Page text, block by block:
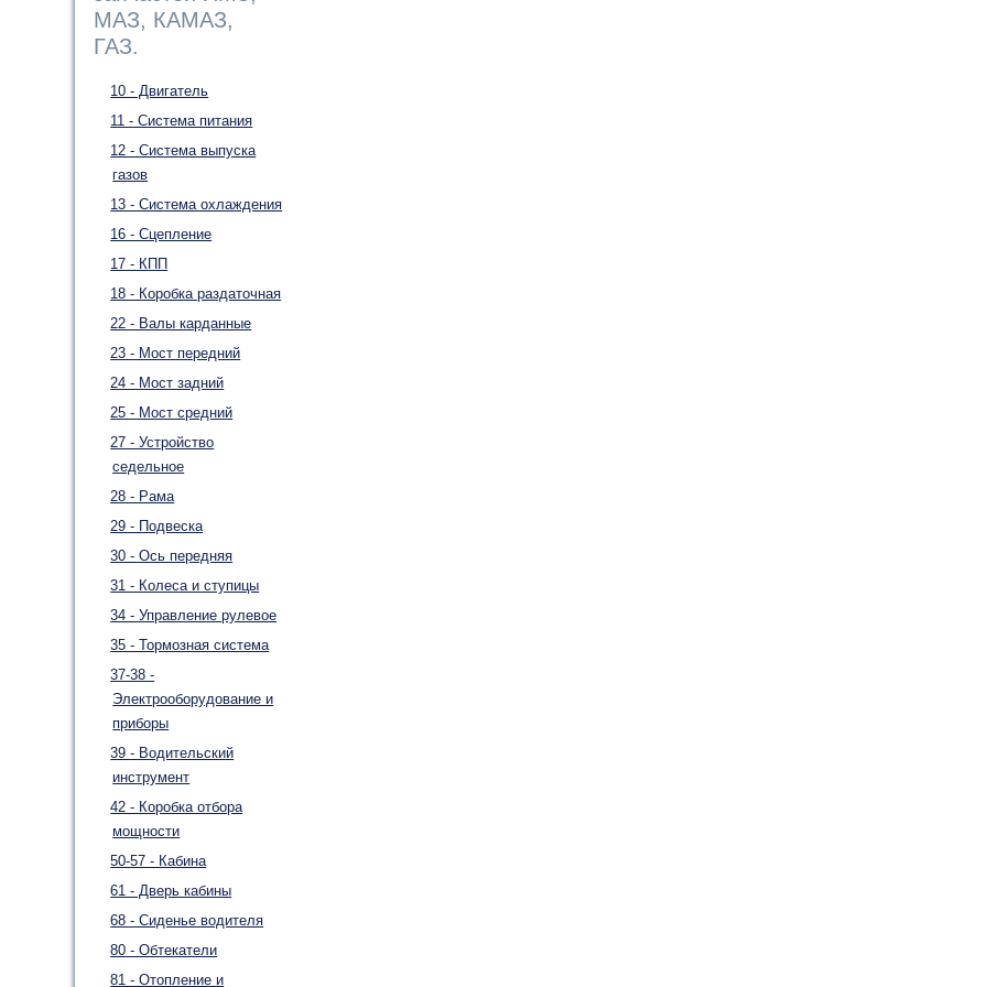
МАЗ, КАМАЗ,
ГАЗ.
10 - Двигатель
11 - Система питания
12 - Система выпуска
газов
13 - Система охлаждения
16 - Сцепление
17 - КПП
18 - Коробка раздаточная
22 - Валы карданные
23 - Мост передний
24 - Мост задний
25 - Мост средний
27 - Устройство
седельное
28 - Рама
29 - Подвеска
30 - Ось передняя
31 - Колеса и ступицы
34 - Управление рулевое
35 - Тормозная система
37-38 -
Электрооборудование и
приборы
39 - Водительский
инструмент
42 - Коробка отбора
мощности
50-57 - Кабина
61 - Дверь кабины
68 - Сиденье водителя
80 - Обтекатели
81 - Отопление и